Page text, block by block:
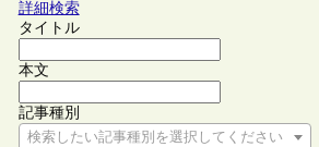
詳細検索
タイトル
本文
記事種別
検索したい記事種別を選択してください